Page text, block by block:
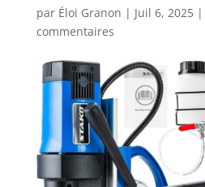
par Éloi Granon | Juil 6, 2025|
commentaires